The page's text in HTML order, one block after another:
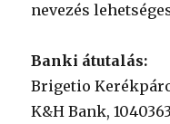
nevezés
Banki átutalás:
Brigetio
K&H Bank,